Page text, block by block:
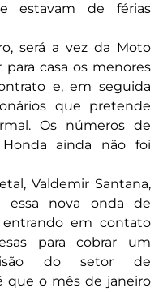
estavam de férias
será a vez da Moto
casa os menores
e, em seguida
que pretende
Os números de
ainda não foi
Valdemir Santana,
essa nova onda de
em contato
para cobrar um
do setor de
que o mês de janeiro